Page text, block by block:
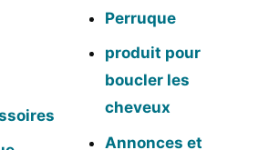
Perruque
produit pour
boucler les
cheveux
Annonces et